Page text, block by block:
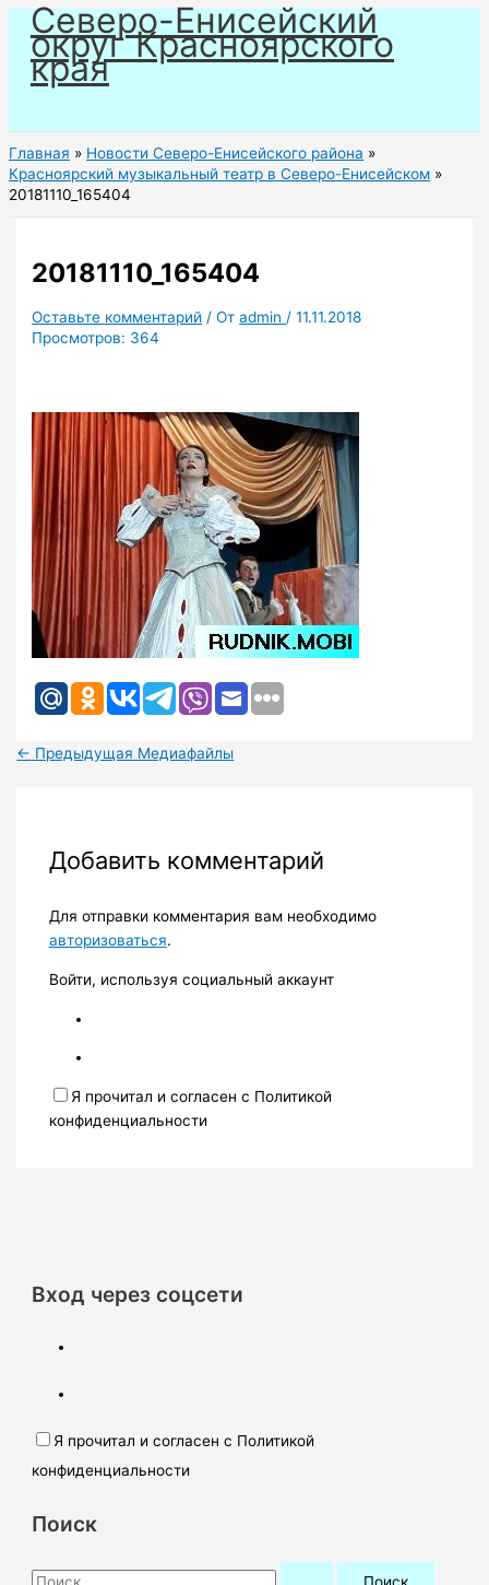
Перейти
содержимому
Северо-Енисейский
округ Красноярского
края
Главная
Новости Северо-Енисейского района
Красноярский музыкальный театр в Северо-Енисейском
20181110_165404
20181110_165404
Оставьте комментарий / Отadmin /11.11.2018
Просмотров: 364
← Предыдущая Медиафайлы
Добавить комментарий
Для отправки комментария вам необходимо
авторизоваться.
Войти, используя социальный аккаунт
Я прочитал и согласен с Политикой
конфиденциальности
Вход через соцсети
Я прочитал и согласен с Политикой
конфиденциальности
Поиск
П